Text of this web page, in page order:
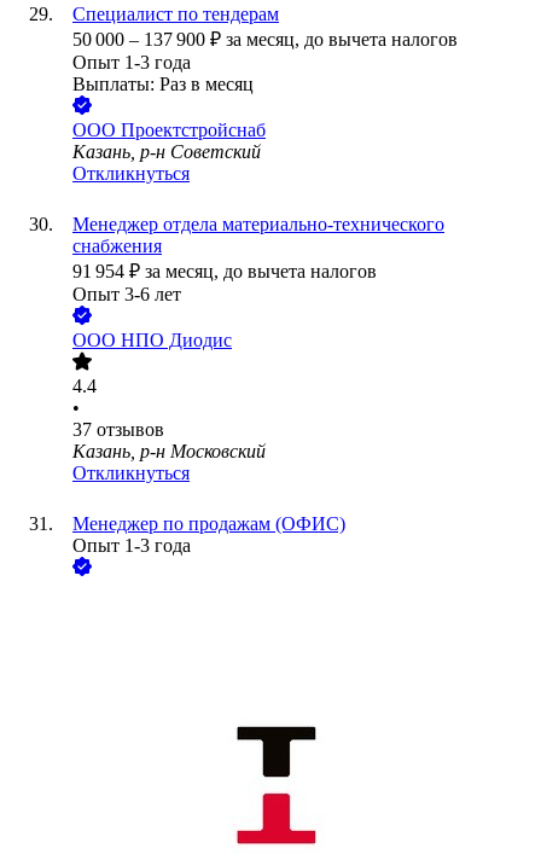
Специалист по тендерам
50 000 – 137 900 ₽ за месяц, до вычета налогов
Опыт 1-3 года
Выплаты: Раз в месяц
ООО Проектстройснаб
Казань, р-н Советский
Откликнуться
Менеджер отдела материально-технического
снабжения
91 954 ₽ за месяц, до вычета налогов
Опыт 3-6 лет
ООО НПО Диодис
4.4
•
37 отзывов
Казань, р-н Московский
Откликнуться
Менеджер по продажам (ОФИС)
Опыт 1-3 года